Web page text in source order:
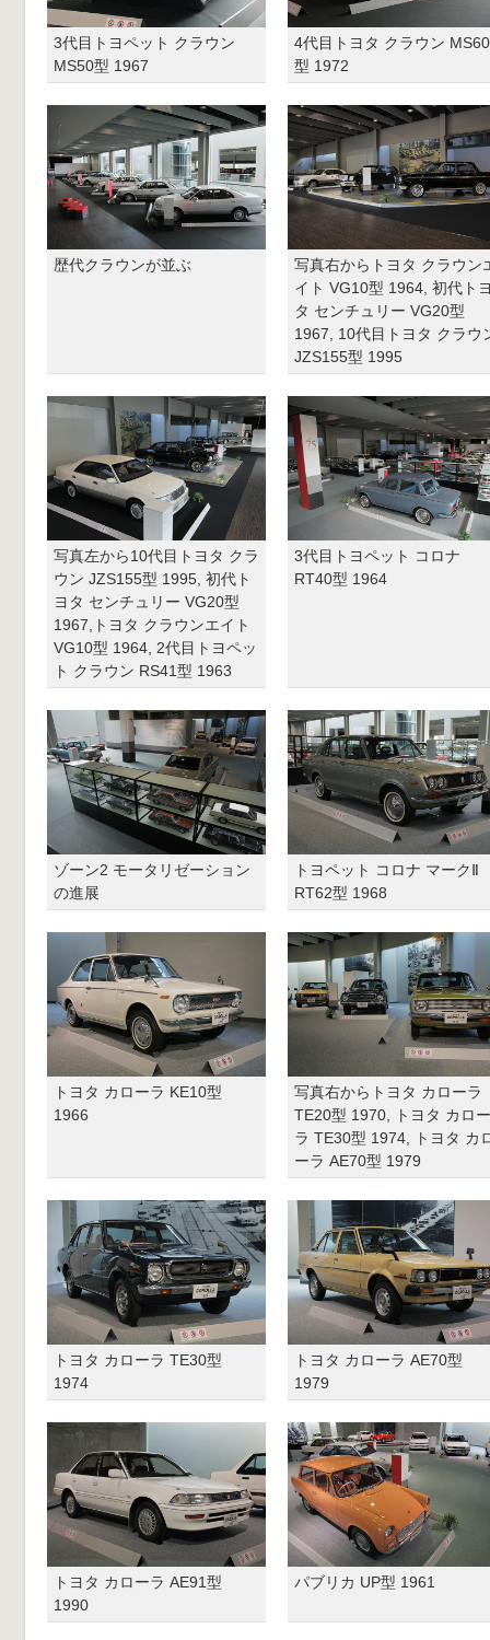
3代目トヨペット クラウン
MS50型 1967
4代目トヨタ クラウン MS60
型 1972
歴代クラウンが並ぶ
写真右からトヨタ クラウン
イト VG10型 1964, 初代ト
タ センチュリー VG20型
1967, 10代目トヨタ クラウ
JZS155型 1995
写真左から10代目トヨタ クラ
ウン JZS155型 1995, 初代ト
ヨタ センチュリー VG20型
1967,トヨタ クラウンエイト
VG10型 1964, 2代目トヨペッ
ト クラウン RS41型 1963
3代目トヨペット コロナ
RT40型 1964
ゾーン2 モータリゼーション
の進展
トヨペット コロナ マークⅡ
RT62型 1968
トヨタ カローラ KE10型
1966
写真右からトヨタ カローラ
TE20型 1970, トヨタ カロー
ラ TE30型 1974, トヨタ カ
ーラ AE70型 1979
トヨタ カローラ TE30型
1974
トヨタ カローラ AE70型
1979
トヨタ カローラ AE91型
1990
パブリカ UP型 1961